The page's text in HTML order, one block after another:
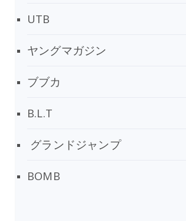
UTB
ヤングマガジン
ブブカ
B.L.T
グランドジャンプ
BOMB